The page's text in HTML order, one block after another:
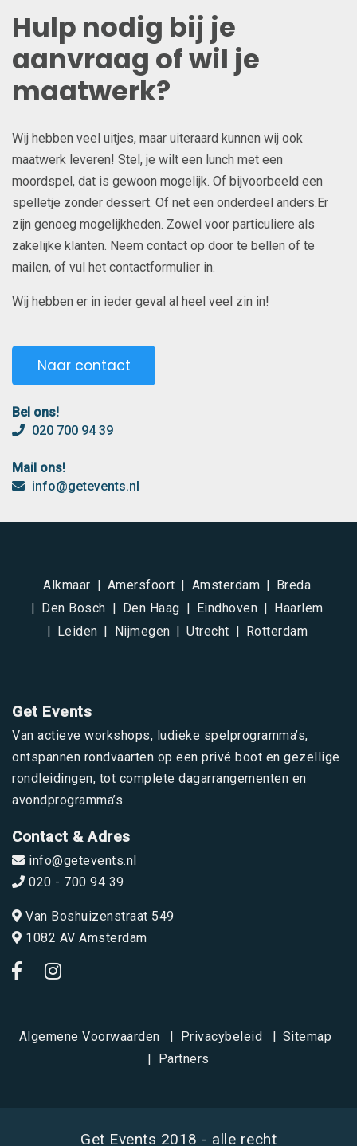
Hulp nodig bij je
aanvraag of wil je
maatwerk?
Wij hebben veel uitjes, maar uiteraard kunnen wij ook
maatwerk leveren! Stel, je wilt een lunch met een
moordspel, dat is gewoon mogelijk. Of bijvoorbeeld een
spelletje zonder dessert. Of net een onderdeel anders.Er
zijn genoeg mogelijkheden. Zowel voor particuliere als
zakelijke klanten. Neem contact op door te bellen of te
mailen, of vul het contactformulier in.
Wij hebben er in ieder geval al heel veel zin in!
Naar contact
Bel ons!
020 700 94 39
Mail ons!
info@getevents.nl
Alkmaar Amersfoort Amsterdam
Breda
Den Bosch
Den Haag Eindhoven
Haarlem
Leiden
Nijmegen Utrecht Rotterdam
Get Events
Van actieve workshops, ludieke spelprogramma’s,
ontspannen rondvaarten op een privé boot en gezellige
rondleidingen, tot complete dagarrangementen en
avondprogramma’s.
Contact & Adres
info@getevents.nl
020 - 700 94 39
Van Boshuizenstraat 549
1082 AV Amsterdam
Algemene Voorwaarden Privacybeleid
Sitemap
Partners
Get Events 2018 - alle recht